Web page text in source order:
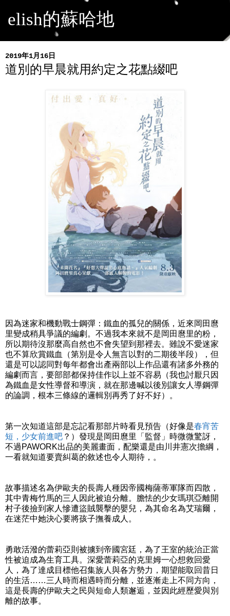
elish的蘇哈地
2019年1月16日
道別的早晨就用約定之花點綴吧
因為迷家和機動戰士鋼彈：鐵血的孤兒的關係，近來岡田麿
里變成稍具爭議的編劇。不過我本來就不是岡田麿里的粉，
所以期待沒那麼高自然也不會失望到那裡去。雖說不愛迷家
也不算欣賞鐵血（第別是令人無言以對的二期後半段），但
還是可以認同對每年都會出產兩部以上作品還有諸多外務的
編劇而言，要部部都保持佳作以上並不容易（我也討厭只因
為鐵血是女性導督和導演，就在那邊喊以後別讓女人導鋼彈
的論調，根本三條線的邏輯別再秀了好不好）。
第一次知道這部是忘記看那部片時看見預告（好像是春宵苦
短，少女前進吧 ？）發現是岡田麿里「監督」時微微驚訝，
不過PAWORK出品的美麗畫面，配樂還是由川井憲次擔綱，
一看就知道要賣糾葛的敘述也令人期待，。
故事描述名為伊歐夫的長壽人種因帝國梅薩蒂軍隊而四散，
其中青梅竹馬的三人因此被迫分離。膽怯的少女瑪琪亞離開
村子後撿到家人慘遭盜賊襲擊的嬰兒，為其命名為艾瑞爾，
在迷茫中她決心要將孩子撫養成人。
勇敢活潑的蕾莉亞則被擄到帝國宮廷，為了王室的統治正當
性被迫成為生育工具。深愛蕾莉亞的克里姆一心想救回愛
人，為了達成目標他召集族人與各方勢力，期望能取回昔日
的生活……三人時而相遇時而分離，並逐漸走上不同方向，
這是長壽的伊歐夫之民與短命人類邂逅，並因此經歷愛與別
離的故事。